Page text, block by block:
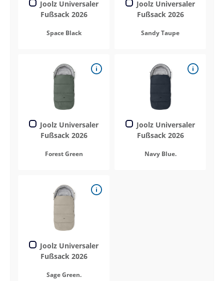
Joolz Universaler
Fußsack 2026
Space Black
Joolz Universaler
Fußsack 2026
Sandy Taupe
Joolz Universaler
Fußsack 2026
Forest Green
Joolz Universaler
Fußsack 2026
Navy Blue.
Joolz Universaler
Fußsack 2026
Sage Green.